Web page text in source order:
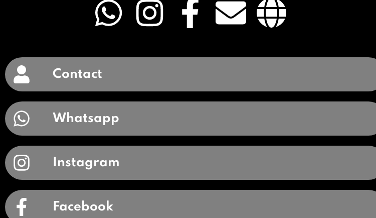
Contact
Whatsapp
Instagram
Facebook